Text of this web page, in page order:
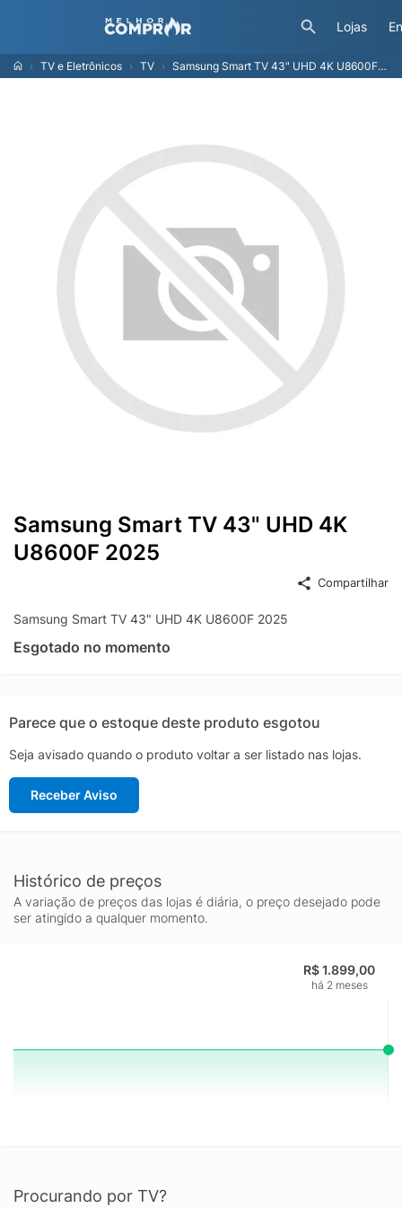
Lojas
TV e Eletrônicos TV Samsung Smart TV 43" UHD 4K U8600F 2025
Samsung Smart TV 43" UHD 4K
U8600F 2025
Compartilhar
Samsung Smart TV 43" UHD 4K U8600F 2025
Esgotado no momento
Parece que o estoque deste produto esgotou
Seja avisado quando o produto voltar a ser listado nas lojas.
Receber Aviso
Histórico de preços
A variação de preços das lojas é diária, o preço desejado pode
ser atingido a qualquer momento.
R$ 1.899,00
há 2 meses
Procurando por TV?